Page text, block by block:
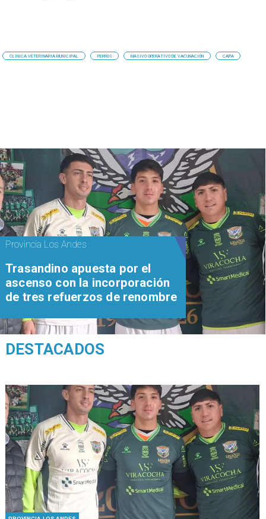
CLINICA VETERINARIA MUNICIPAL PERROS MASIVO OPERATIVO DE VACUNACIÓN CAPA
Provincia Los Andes
Trasandino apuesta por el
ascenso con la incorporación
de tres refuerzos de renombre
DESTACADOS